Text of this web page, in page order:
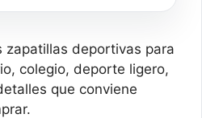
zapatillas deportivas para
colegio, deporte ligero,
que conviene